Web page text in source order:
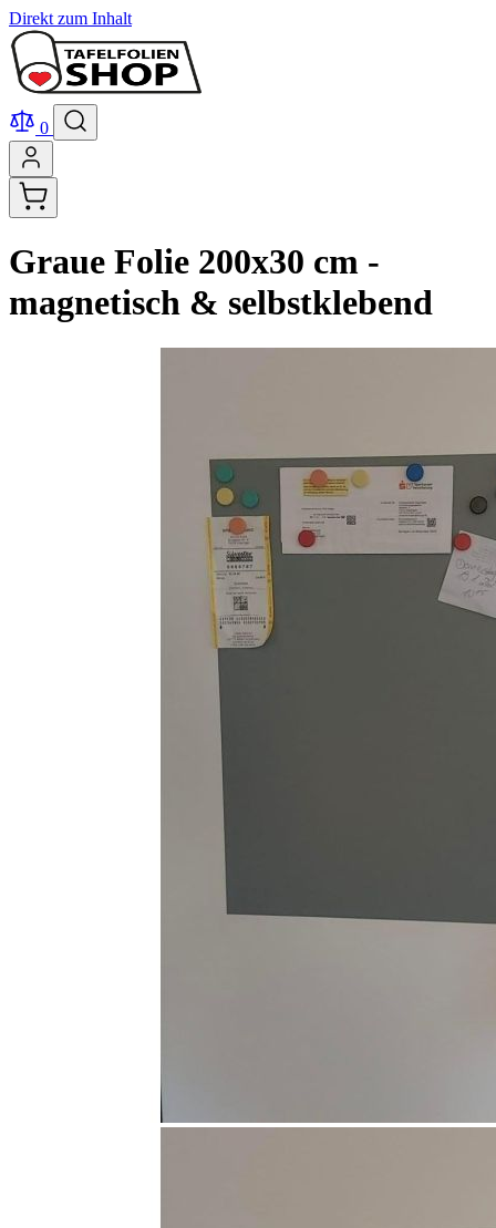
Direkt zum Inhalt
0
Graue Folie 200x30 cm -
magnetisch & selbstklebend